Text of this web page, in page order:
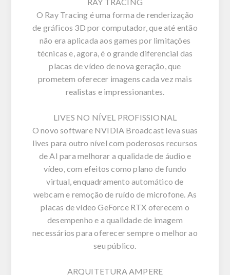
O Ray Tracing é uma forma de renderização
de gráficos 3D por computador, que até então
não era aplicada aos games por limitações
técnicas e, agora, é o grande diferencial das
placas de vídeo de nova geração, que
prometem oferecer imagens cada vez mais
realistas e impressionantes.
LIVES NO NÍVEL PROFISSIONAL
O novo software NVIDIA Broadcast leva suas
lives para outro nível com poderosos recursos
de AI para melhorar a qualidade de áudio e
vídeo, com efeitos como plano de fundo
virtual, enquadramento automático de
webcam e remoção de ruído de microfone. As
placas de vídeo GeForce RTX oferecem o
desempenho e a qualidade de imagem
necessários para oferecer sempre o melhor ao
seu público.
ARQUITETURA AMPERE